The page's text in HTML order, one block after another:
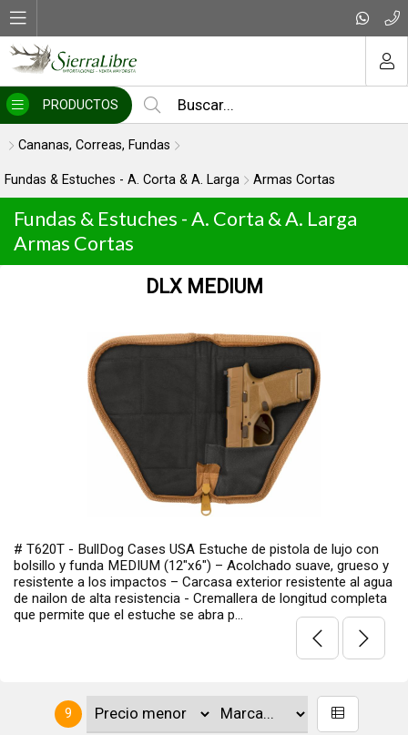
PRODUCTOS
Cananas, Correas, Fundas
Fundas & Estuches - A. Corta & A. Larga Armas Cortas
Fundas & Estuches - A. Corta & A. Larga
Armas Cortas
DLX MEDIUM
# T620T - BullDog Cases USA Estuche de pistola de lujo con
bolsillo y funda MEDIUM (12″x6″) – Acolchado suave, grueso y
resistente a los impactos – Carcasa exterior resistente al agua
de nailon de alta resistencia - Cremallera de longitud completa
que permite que el estuche se abra p...
9